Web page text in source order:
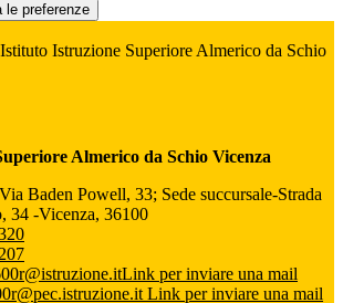
le preferenze
Istituto Istruzione Superiore Almerico da Schio
Almerico da Schio Vicenza
Baden Powell, 33; Sede succursale-Strada
34 -Vicenza, 36100
Link per inviare una mail
Link per inviare una mail